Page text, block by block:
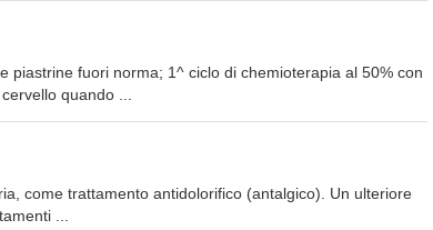
piastrine fuori norma; 1^ ciclo di chemioterapia al 50% con
quando ...
come trattamento antidolorifico (antalgico). Un ulteriore
...